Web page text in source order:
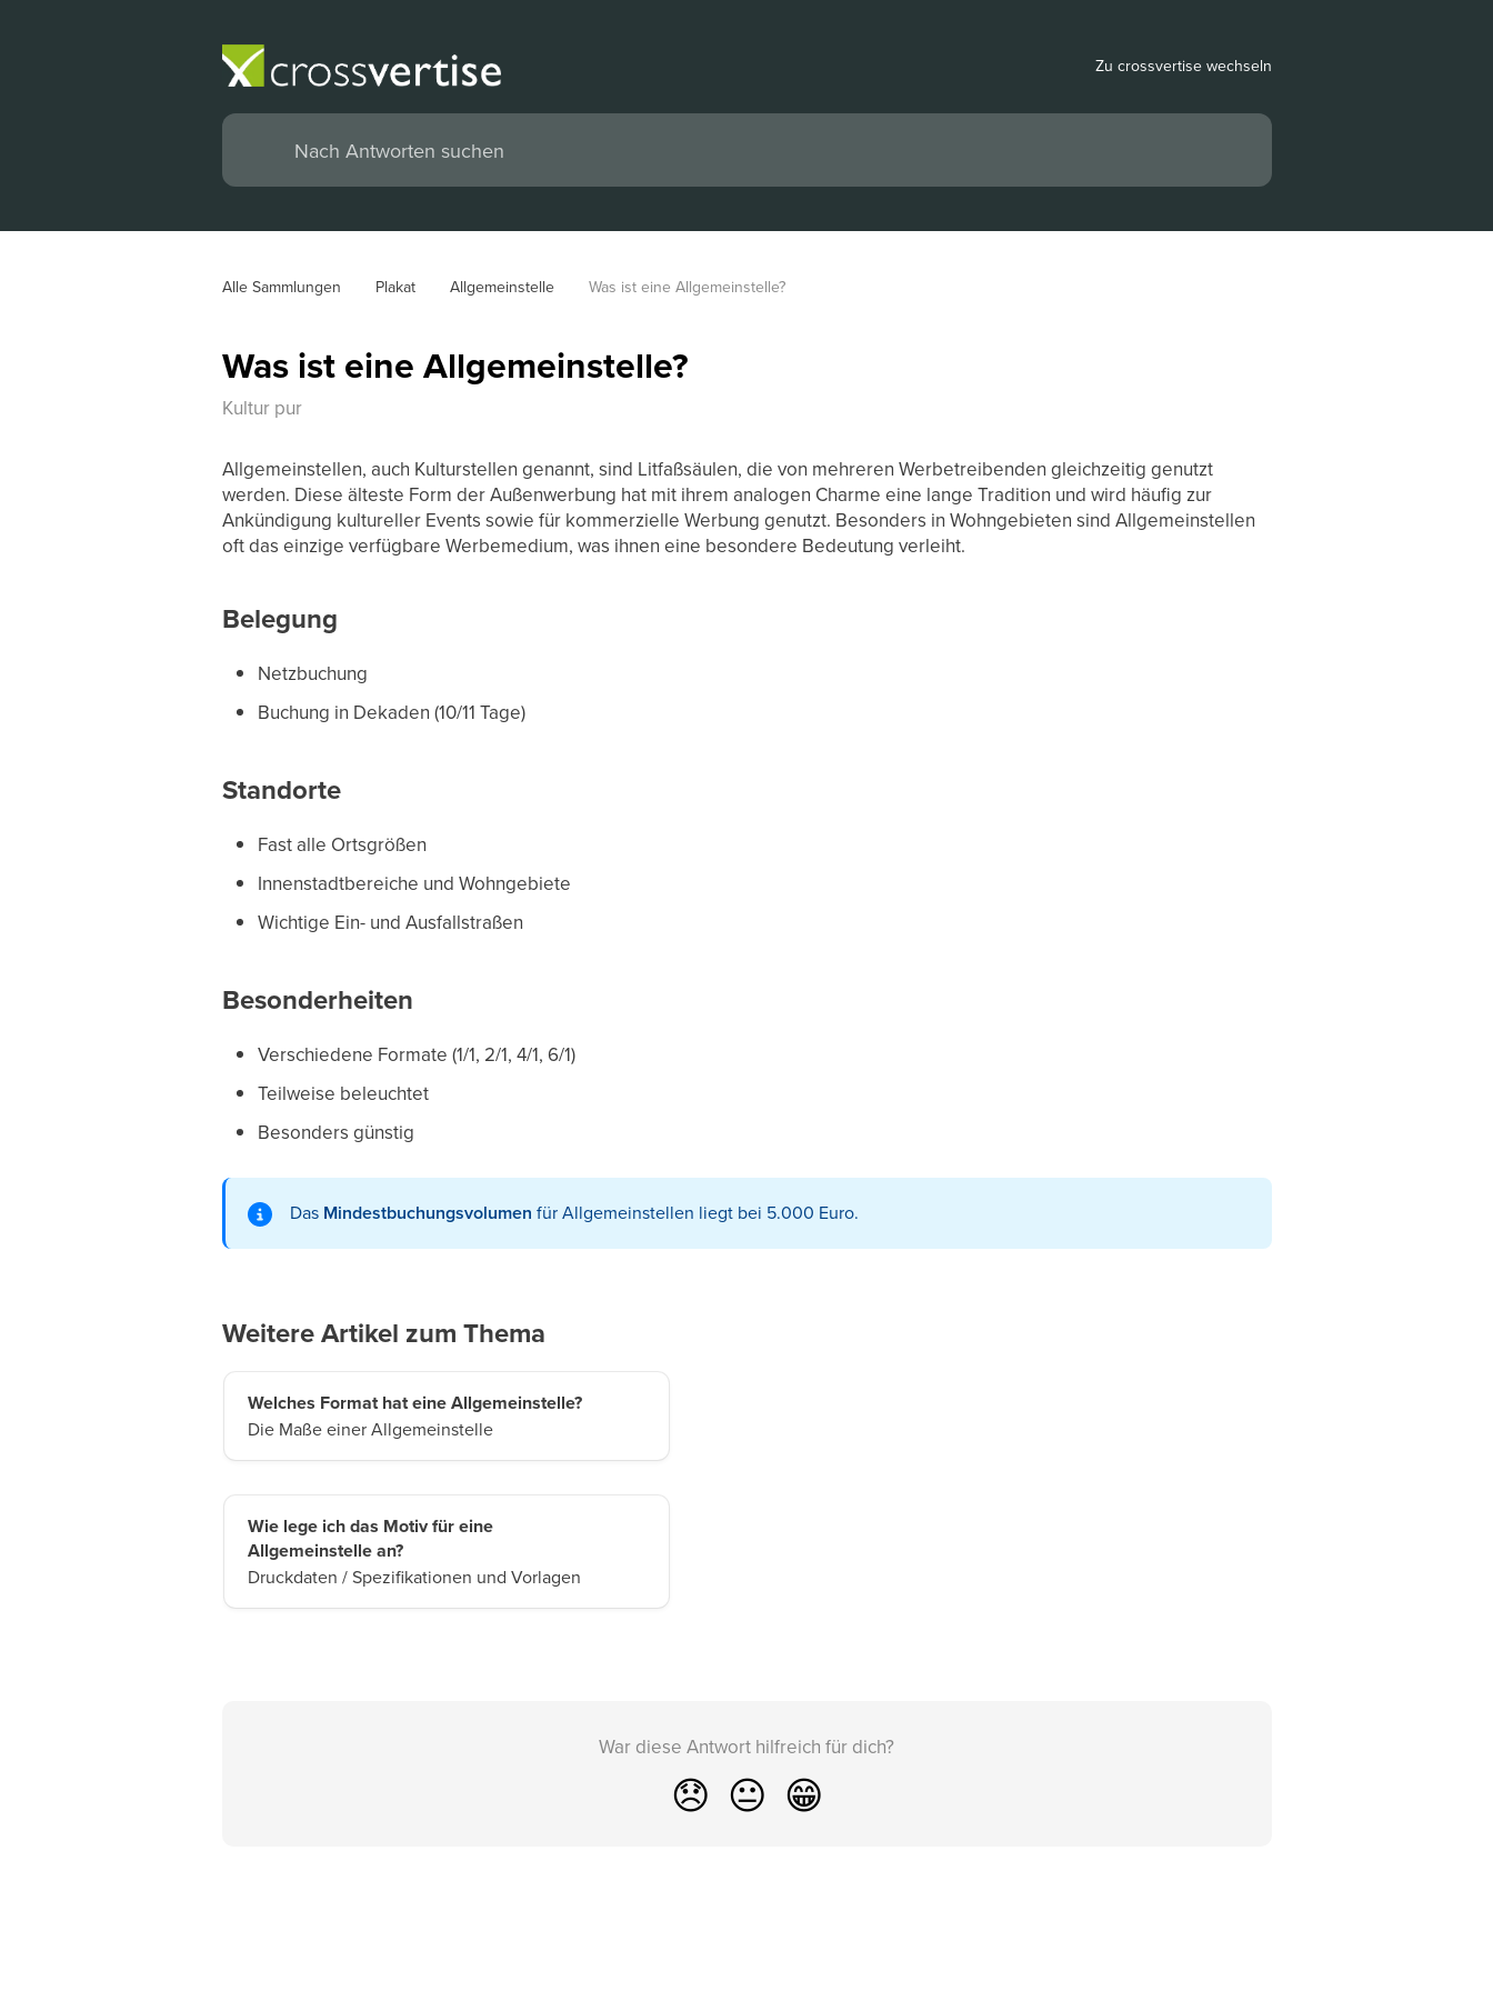
Zu crossvertise wechseln
Alle Sammlungen Plakat Allgemeinstelle Was ist eine Allgemeinstelle?
Was ist eine Allgemeinstelle?
Kultur pur
Allgemeinstellen, auch Kulturstellen genannt, sind Litfaßsäulen, die von mehreren Werbetreibenden gleichzeitig genutzt
werden. Diese älteste Form der Außenwerbung hat mit ihrem analogen Charme eine lange Tradition und wird häufig zur
Ankündigung kultureller Events sowie für kommerzielle Werbung genutzt. Besonders in Wohngebieten sind Allgemeinstellen
oft das einzige verfügbare Werbemedium, was ihnen eine besondere Bedeutung verleiht.
Belegung
Netzbuchung
Buchung in Dekaden (10/11 Tage)
Standorte
Fast alle Ortsgrößen
Innenstadtbereiche und Wohngebiete
Wichtige Ein- und Ausfallstraßen
Besonderheiten
Verschiedene Formate (1/1, 2/1, 4/1, 6/1)
Teilweise beleuchtet
Besonders günstig
Das Mindestbuchungsvolumen für Allgemeinstellen liegt bei 5.000 Euro.
Weitere Artikel zum Thema
Welches Format hat eine Allgemeinstelle?
Die Maße einer Allgemeinstelle
Wie lege ich das Motiv für eine
Allgemeinstelle an?
Druckdaten / Spezifikationen und Vorlagen
War diese Antwort hilfreich für dich?
😞 😐 😁